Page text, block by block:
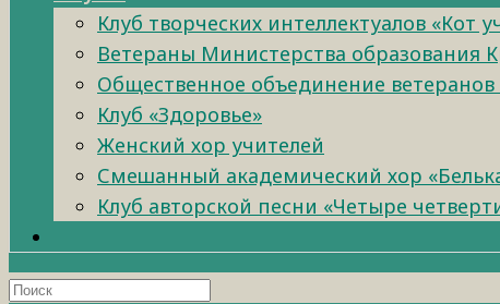
Клуб творческих интеллектуалов «Кот
Ветераны Министерства образования
Общественное объединение ветеранов
Клуб «Здоровье»
Женский хор учителей
Смешанный академический хор
Клуб авторской песни «Четыре